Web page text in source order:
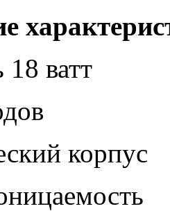
ватт
корпус